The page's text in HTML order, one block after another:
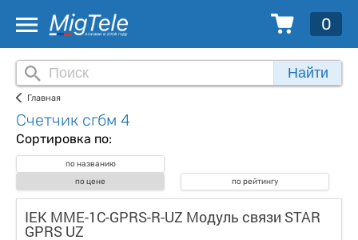
0
Найти
Главная
Счетчик сгбм 4
Сортировка по:
по названию
по цене
по рейтингу
IEK MME-1C-GPRS-R-UZ Модуль связи STAR
GPRS UZ